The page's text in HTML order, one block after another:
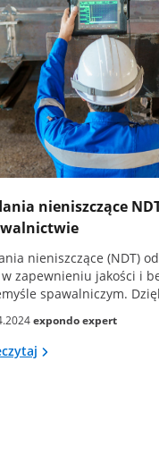
nieniszczące
nieniszczące (NDT)
zapewnieniu jakości i
spawalniczym.
expondo expert